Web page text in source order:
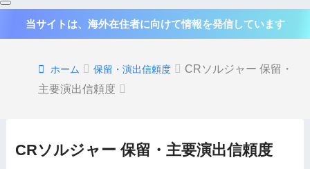
当サイトは、海外在住者に向けて情報を発信しています
ホーム 保留・演出信頼度
CRソルジャー 保留・
主要演出信頼度
CRソルジャー 保留・主要演出信頼度